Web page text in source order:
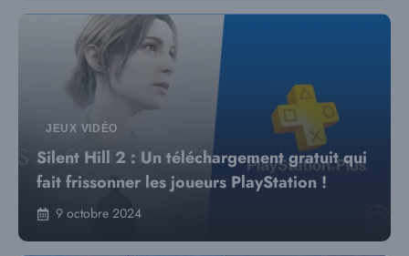
JEUX VIDÉO
Silent Hill 2 : Un téléchargement gratuit qui
fait frissonner les joueurs PlayStation !
9 octobre 2024